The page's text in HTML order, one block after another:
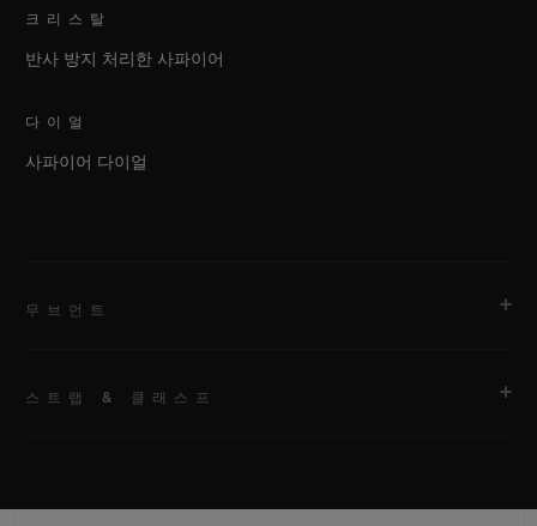
크리스탈
반사 방지 처리한 사파이어
다이얼
사파이어 다이얼
무브먼트
스트랩 & 클래스프
스트랩